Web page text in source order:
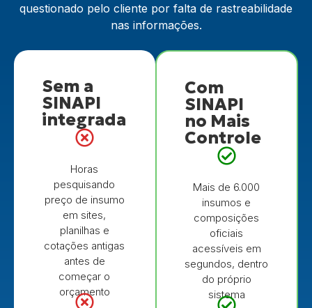
questionado pelo cliente por falta de rastreabilidade
nas informações.
Sem a
SINAPI
integrada
Horas
pesquisando
preço de insumo
em sites,
planilhas e
cotações antigas
antes de
começar o
orçamento
Com
SINAPI
no Mais
Controle
Mais de 6.000
insumos e
composições
oficiais
acessíveis em
segundos, dentro
do próprio
sistema